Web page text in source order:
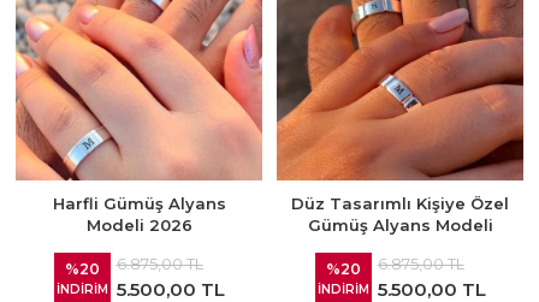
Harfli Gümüş Alyans
Modeli 2026
%20
İNDİRİM
6.875,00 TL
5.500,00 TL
Düz Tasarımlı Kişiye Özel
Gümüş Alyans Modeli
%20
İNDİRİM
6.875,00 TL
5.500,00 TL